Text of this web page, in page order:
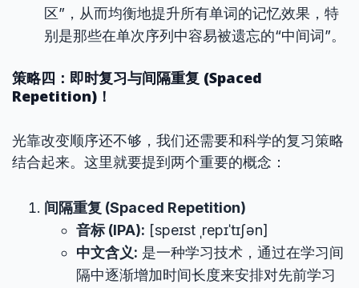
区”，从而均衡地提升所有单词的记忆效果，特
别是那些在单次序列中容易被遗忘的“中间词”。
策略四：即时复习与间隔重复 (Spaced
Repetition)！
光靠改变顺序还不够，我们还需要和科学的复习策略
结合起来。这里就要提到两个重要的概念：
间隔重复 (Spaced Repetition)
音标 (IPA): [speɪst ˌrepɪˈtɪʃən]
中文含义: 是一种学习技术，通过在学习间
隔中逐渐增加时间长度来安排对先前学习